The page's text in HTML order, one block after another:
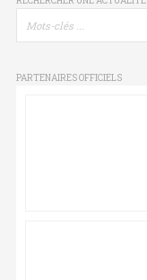
PARTENAIRES OFFICIELS